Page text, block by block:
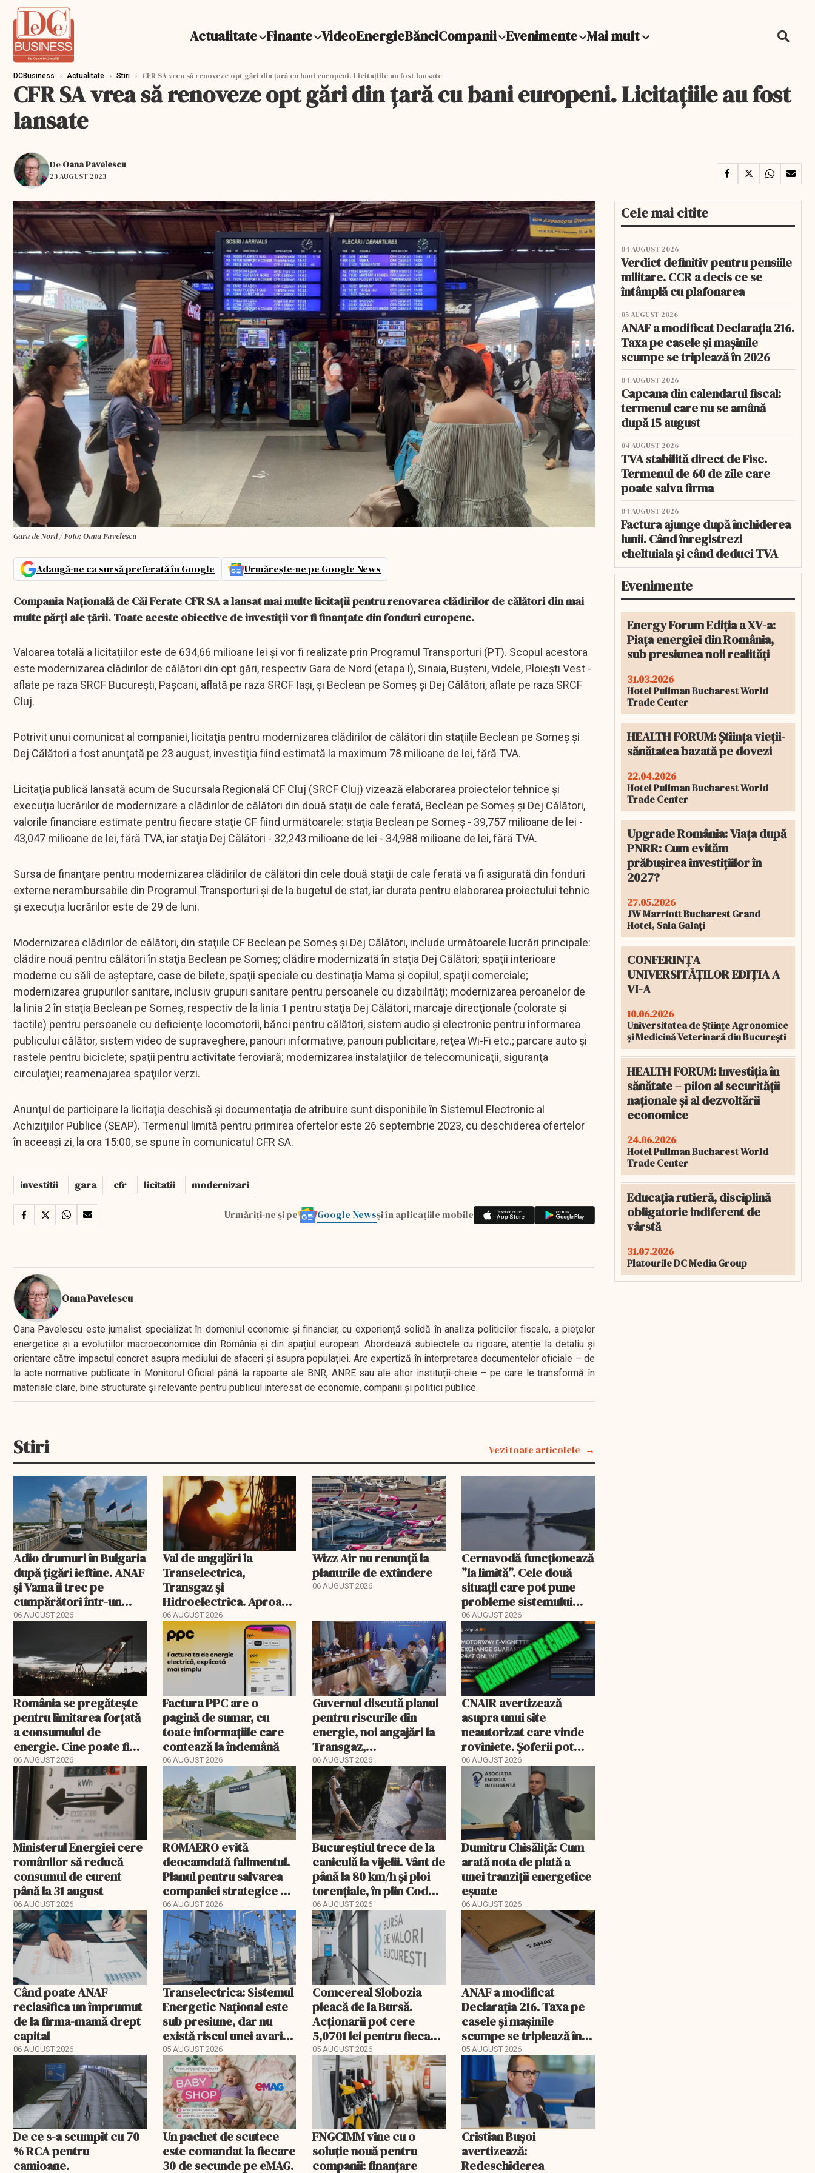
Actualitate Finante VideoEnergieBănciCompanii Evenimente Mai mult
DCBusiness › Actualitate › Stiri › CFR SA vrea să renoveze opt gări din țară cu bani europeni. Licitațiile au fost lansate
CFR SA vrea să renoveze opt gări din țară cu bani europeni. Licitațiile au fost
lansate
De Oana Pavelescu
23 AUGUST 2023
Gara de Nord / Foto: Oana Pavelescu
Adaugă-ne ca sursă preferată în Google Urmărește-ne pe Google News
Compania Națională de Căi Ferate CFR SA a lansat mai multe licitații pentru renovarea clădirilor de călători din mai
multe părți ale țării. Toate aceste obiective de investiții vor fi finanțate din fonduri europene.
Valoarea totală a licitațiilor este de 634,66 milioane lei și vor fi realizate prin Programul Transporturi (PT). Scopul acestora
este modernizarea clădirilor de călători din opt gări, respectiv Gara de Nord (etapa I), Sinaia, Buşteni, Videle, Ploieşti Vest -
aflate pe raza SRCF Bucureşti, Paşcani, aflată pe raza SRCF Iaşi, şi Beclean pe Someş şi Dej Călători, aflate pe raza SRCF
Cluj.
Potrivit unui comunicat al companiei, licitaţia pentru modernizarea clădirilor de călători din staţiile Beclean pe Someş şi
Dej Călători a fost anunţată pe 23 august, investiţia fiind estimată la maximum 78 milioane de lei, fără TVA.
Licitaţia publică lansată acum de Sucursala Regională CF Cluj (SRCF Cluj) vizează elaborarea proiectelor tehnice şi
execuţia lucrărilor de modernizare a clădirilor de călători din două staţii de cale ferată, Beclean pe Someş şi Dej Călători,
valorile financiare estimate pentru fiecare staţie CF fiind următoarele: staţia Beclean pe Someş - 39,757 milioane de lei -
43,047 milioane de lei, fără TVA, iar staţia Dej Călători - 32,243 milioane de lei - 34,988 milioane de lei, fără TVA.
Sursa de finanţare pentru modernizarea clădirilor de călători din cele două staţii de cale ferată va fi asigurată din fonduri
externe nerambursabile din Programul Transporturi şi de la bugetul de stat, iar durata pentru elaborarea proiectului tehnic
şi execuţia lucrărilor este de 29 de luni.
Modernizarea clădirilor de călători, din staţiile CF Beclean pe Someş şi Dej Călători, include următoarele lucrări principale:
clădire nouă pentru călători în staţia Beclean pe Someş; clădire modernizată în staţia Dej Călători; spaţii interioare
moderne cu săli de aşteptare, case de bilete, spaţii speciale cu destinaţia Mama şi copilul, spaţii comerciale;
modernizarea grupurilor sanitare, inclusiv grupuri sanitare pentru persoanele cu dizabilităţi; modernizarea peroanelor de
la linia 2 în staţia Beclean pe Someş, respectiv de la linia 1 pentru staţia Dej Călători, marcaje direcţionale (colorate şi
tactile) pentru persoanele cu deficienţe locomotorii, bănci pentru călători, sistem audio şi electronic pentru informarea
publicului călător, sistem video de supraveghere, panouri informative, panouri publicitare, reţea Wi-Fi etc.; parcare auto şi
rastele pentru biciclete; spaţii pentru activitate feroviară; modernizarea instalaţiilor de telecomunicaţii, siguranţa
circulaţiei; reamenajarea spaţiilor verzi.
Anunţul de participare la licitaţia deschisă şi documentaţia de atribuire sunt disponibile în Sistemul Electronic al
Achiziţiilor Publice (SEAP). Termenul limită pentru primirea ofertelor este 26 septembrie 2023, cu deschiderea ofertelor
în aceeaşi zi, la ora 15:00, se spune în comunicatul CFR SA.
investitii gara cfr licitatii modernizari
Urmăriți-ne și pe Google Newsși în aplicațiile mobile
Oana Pavelescu
Oana Pavelescu este jurnalist specializat în domeniul economic și financiar, cu experiență solidă în analiza politicilor fiscale, a piețelor
energetice și a evoluțiilor macroeconomice din România și din spațiul european. Abordează subiectele cu rigoare, atenție la detaliu și
orientare către impactul concret asupra mediului de afaceri și asupra populației. Are expertiză în interpretarea documentelor oficiale – de
la acte normative publicate în Monitorul Oficial până la rapoarte ale BNR, ANRE sau ale altor instituții-cheie – pe care le transformă în
materiale clare, bine structurate și relevante pentru publicul interesat de economie, companii și politici publice.
Stiri Vezi toate articolele
Adio drumuri în Bulgaria
după țigări ieftine. ANAF
și Vama îi trec pe
cumpărători într-un
registru electronic
06 AUGUST 2026
Val de angajări la
Transelectrica,
Transgaz și
Hidroelectrica. Aproape
400 de posturi aprobate
06 AUGUST 2026
Wizz Air nu renunță la
planurile de extindere
06 AUGUST 2026
Cernavodă funcționează
”la limită”. Cele două
situații care pot pune
probleme sistemului
energetic
06 AUGUST 2026
România se pregătește
pentru limitarea forțată
a consumului de
energie. Cine poate fi
deconectat
06 AUGUST 2026
Factura PPC are o
pagină de sumar, cu
toate informațiile care
contează la îndemână
06 AUGUST 2026
Guvernul discută planul
pentru riscurile din
energie, noi angajări la
Transgaz,
Transelectrica și
Hidroelectrica și
programul pentru di
06 AUGUST 2026
CNAIR avertizează
asupra unui site
neautorizat care vinde
roviniete. Șoferii pot
plăti și cu 186% mai mult
06 AUGUST 2026
Ministerul Energiei cere
românilor să reducă
consumul de curent
până la 31 august
06 AUGUST 2026
ROMAERO evită
deocamdată falimentul.
Planul pentru salvarea
companiei strategice a
fost confirmat
06 AUGUST 2026
Bucureștiul trece de la
caniculă la vijelii. Vânt de
până la 80 km/h și ploi
torențiale, în plin Cod
portocaliu
06 AUGUST 2026
Dumitru Chisăliță: Cum
arată nota de plată a
unei tranziții energetice
eșuate
06 AUGUST 2026
Când poate ANAF
reclasifica un împrumut
de la firma-mamă drept
capital
06 AUGUST 2026
Transelectrica: Sistemul
Energetic Național este
sub presiune, dar nu
există riscul unei avarii
majore
05 AUGUST 2026
Comcereal Slobozia
pleacă de la Bursă.
Acționarii pot cere
5,0701 lei pentru fiecare
acțiune
05 AUGUST 2026
ANAF a modificat
Declarația 216. Taxa pe
casele și mașinile
scumpe se triplează în
2026
05 AUGUST 2026
De ce s-a scumpit cu 70
% RCA pentru
camioane.
Un pachet de scutece
este comandat la fiecare
30 de secunde pe eMAG.
FNGCIMM vine cu o
soluție nouă pentru
companii: finanțare
Cristian Bușoi
avertizează:
Redeschiderea
Cele mai citite
04 AUGUST 2026
Verdict definitiv pentru pensiile
militare. CCR a decis ce se
întâmplă cu plafonarea
05 AUGUST 2026
ANAF a modificat Declarația 216.
Taxa pe casele și mașinile
scumpe se triplează în 2026
04 AUGUST 2026
Capcana din calendarul fiscal:
termenul care nu se amână
după 15 august
04 AUGUST 2026
TVA stabilită direct de Fisc.
Termenul de 60 de zile care
poate salva firma
04 AUGUST 2026
Factura ajunge după închiderea
lunii. Când înregistrezi
cheltuiala și când deduci TVA
Evenimente
Energy Forum Ediția a XV-a:
Piața energiei din România,
sub presiunea noii realități
31.03.2026
Hotel Pullman Bucharest World
Trade Center
HEALTH FORUM: Știința vieții-
sănătatea bazată pe dovezi
22.04.2026
Hotel Pullman Bucharest World
Trade Center
Upgrade România: Viața după
PNRR: Cum evităm
prăbușirea investițiilor în
2027?
27.05.2026
JW Marriott Bucharest Grand
Hotel, Sala Galați
CONFERINȚA
UNIVERSITĂȚILOR EDIȚIA A
VI-A
10.06.2026
Universitatea de Științe Agronomice
și Medicină Veterinară din București
HEALTH FORUM: Investiția în
sănătate – pilon al securității
naționale și al dezvoltării
economice
24.06.2026
Hotel Pullman Bucharest World
Trade Center
Educația rutieră, disciplină
obligatorie indiferent de
vârstă
31.07.2026
Platourile DC Media Group